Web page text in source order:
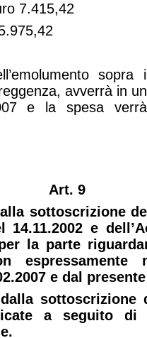
7.415,42
sopra
avverrà in
e la spesa verrà
Art. 9
sottoscrizione
14.11.2002 e
la parte
e dal
sottoscrizione
a seguito di